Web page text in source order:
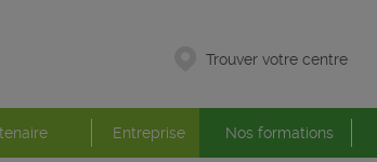
Trouver votre centre
Entreprise Nos formations